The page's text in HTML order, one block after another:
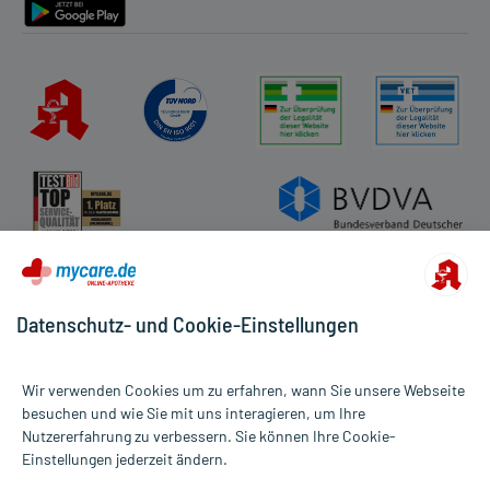
Alle Preise gelten inkl. MwSt., ggf. zzgl. Versandkosten
Informationen auf dieser Website werden ausschließlich für
Datenschutz- und Cookie-Einstellungen
Wir verwenden Cookies um zu erfahren, wann Sie unsere Webseite
besuchen und wie Sie mit uns interagieren, um Ihre
Nutzererfahrung zu verbessern. Sie können Ihre Cookie-
Einstellungen jederzeit ändern.